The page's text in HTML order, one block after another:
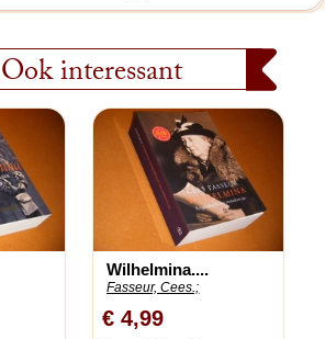
Ook interessant
Wilhelmina....
Fasseur, Cees.;
€ 4,99